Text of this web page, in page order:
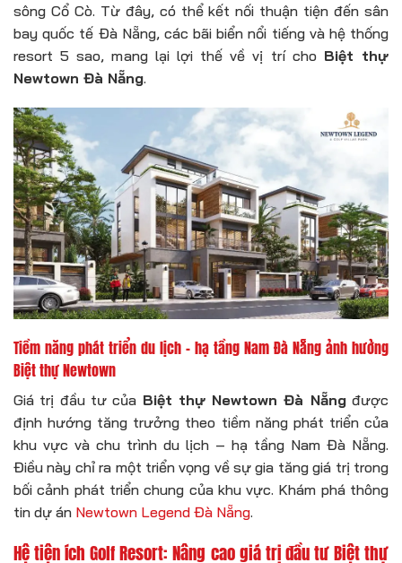
sông Cổ Cò. Từ đây, có thể kết nối thuận tiện đến sân
bay quốc tế Đà Nẵng, các bãi biển nổi tiếng và hệ thống
resort 5 sao, mang lại lợi thế về vị trí cho Biệt thự
Newtown Đà Nẵng.
Tiềm năng phát triển du lịch – hạ tầng Nam Đà Nẵng ảnh hưởng
Biệt thự Newtown
Giá trị đầu tư của Biệt thự Newtown Đà Nẵngđược
định hướng tăng trưởng theo tiềm năng phát triển của
khu vực và chu trình du lịch – hạ tầng Nam Đà Nẵng.
Điều này chỉ ra một triển vọng về sự gia tăng giá trị trong
bối cảnh phát triển chung của khu vực. Khám phá thông
tin dự án Newtown Legend Đà Nẵng.
Hệ tiện ích Golf Resort: Nâng cao giá trị đầu tư Biệt thự